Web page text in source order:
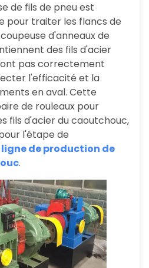
de fils de pneu est
pour traiter les flancs de
d'anneaux de
des fils d'acier
pas correctement
l'efficacité et la
en aval. Cette
de rouleaux pour
fils d'acier du caoutchouc,
l'étape de
ligne de production de
.